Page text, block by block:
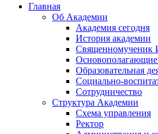
Главная
Об Академии
Академия сегодня
История академии
Священномученик
Образовательная
Социально-
Сотрудничество
Структура Академии
Схема управления
Ректор